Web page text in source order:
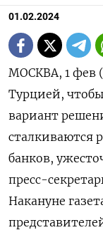
01.02.2024
МОСКВА, 1 фев
Турцией,
вариант
сталкиваются
банков,
пресс-
Накануне